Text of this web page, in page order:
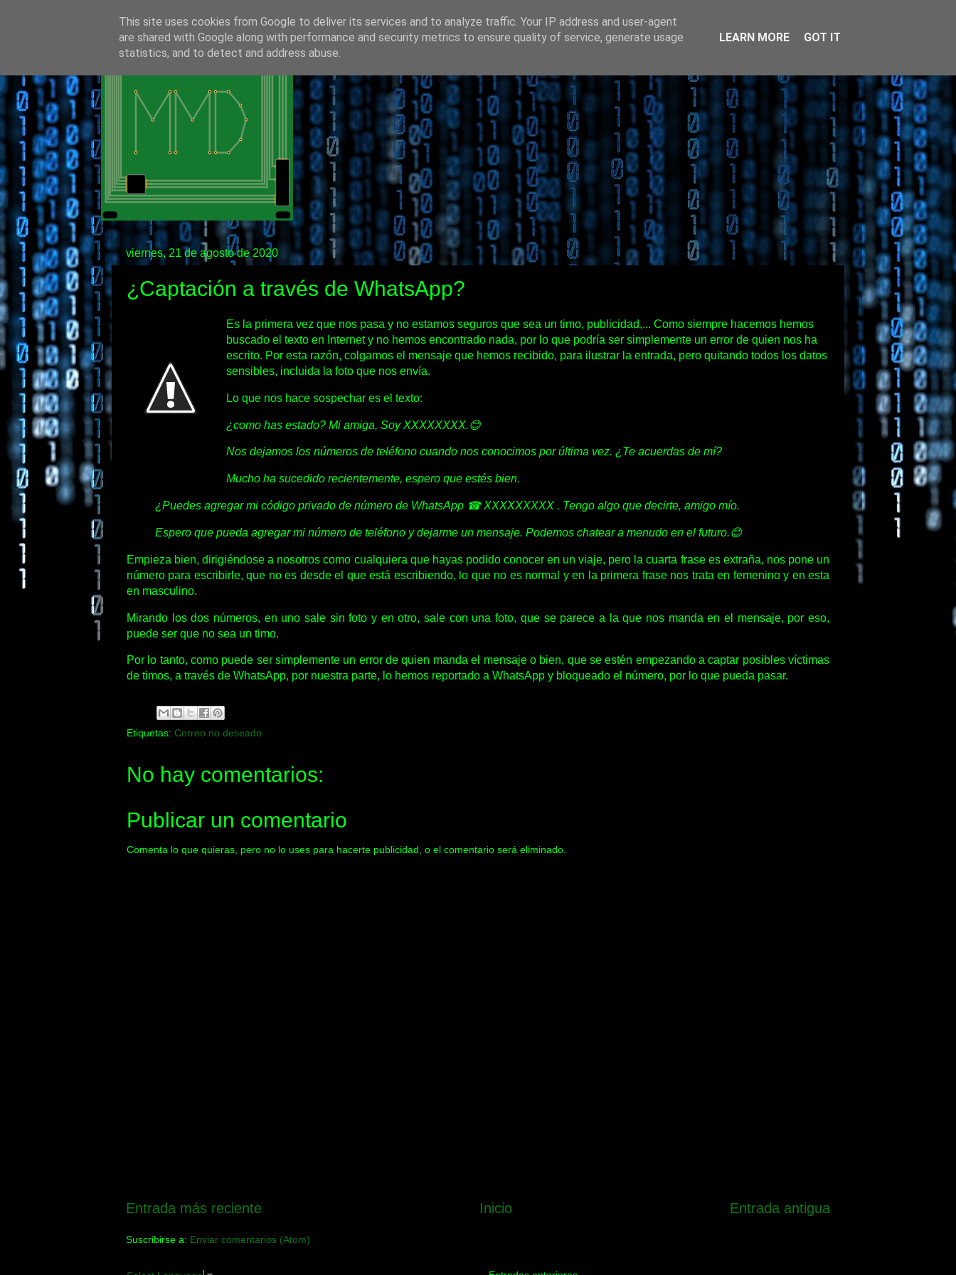
viernes, 21 de agosto de 2020
¿Captación a través de WhatsApp?
Es la primera vez que nos pasa y no estamos seguros que sea un timo, publicidad,... Como siempre hacemos hemos
buscado el texto en Internet y no hemos encontrado nada, por lo que podría ser simplemente un error de quien nos ha
escrito. Por esta razón, colgamos el mensaje que hemos recibido, para ilustrar la entrada, pero quitando todos los datos
sensibles, incluida la foto que nos envía.
Lo que nos hace sospechar es el texto:
¿como has estado? Mi amiga, Soy XXXXXXXX.😊
Nos dejamos los números de teléfono cuando nos conocimos por última vez. ¿Te acuerdas de mí?
Mucho ha sucedido recientemente, espero que estés bien.
¿Puedes agregar mi código privado de número de WhatsApp ☎ XXXXXXXXX . Tengo algo que decirte, amigo mío.
Espero que pueda agregar mi número de teléfono y dejarme un mensaje. Podemos chatear a menudo en el futuro.😊
Empieza bien, dirigiéndose a nosotros como cualquiera que hayas podido conocer en un viaje, pero la cuarta frase es extraña, nos pone un
número para escribirle, que no es desde el que está escribiendo, lo que no es normal y en la primera frase nos trata en femenino y en esta
en masculino.
Mirando los dos números, en uno sale sin foto y en otro, sale con una foto, que se parece a la que nos manda en el mensaje, por eso,
puede ser que no sea un timo.
Por lo tanto, como puede ser simplemente un error de quien manda el mensaje o bien, que se estén empezando a captar posibles víctimas
de timos, a través de WhatsApp, por nuestra parte, lo hemos reportado a WhatsApp y bloqueado el número, por lo que pueda pasar.
Etiquetas: Correo no deseado
No hay comentarios:
Publicar un comentario
Comenta lo que quieras, pero no lo uses para hacerte publicidad, o el comentario será eliminado.
Entrada más reciente Entrada antigua
Inicio
Suscribirse a: Enviar comentarios (Atom)
This site uses cookies from Google to deliver its services and to analyze traffic. Your IP address and user-agent
are shared with Google along with performance and security metrics to ensure quality of service, generate usage
statistics, and to detect and address abuse.
LEARN MORE GOT IT